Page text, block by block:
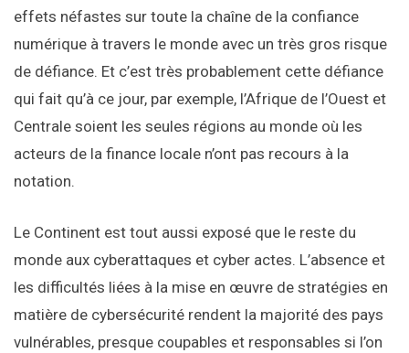
effets néfastes sur toute la chaîne de la confiance
numérique à travers le monde avec un très gros risque
de défiance. Et c’est très probablement cette défiance
qui fait qu’à ce jour, par exemple, l’Afrique de l’Ouest et
Centrale soient les seules régions au monde où les
acteurs de la finance locale n’ont pas recours à la
notation.
Le Continent est tout aussi exposé que le reste du
monde aux cyberattaques et cyber actes. L’absence et
les difficultés liées à la mise en œuvre de stratégies en
matière de cybersécurité rendent la majorité des pays
vulnérables, presque coupables et responsables si l’on